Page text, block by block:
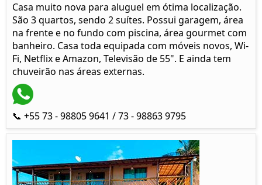
Casa muito nova para aluguel em ótima localização.
São 3 quartos, sendo 2 suítes. Possui garagem, área
na frente e no fundo com piscina, área gourmet com
banheiro. Casa toda equipada com móveis novos, Wi-
Fi, Netflix e Amazon, Televisão de 55". E ainda tem
chuveirão nas áreas externas.
📞 +55 73 - 98805 9641 / 73 - 98863 9795